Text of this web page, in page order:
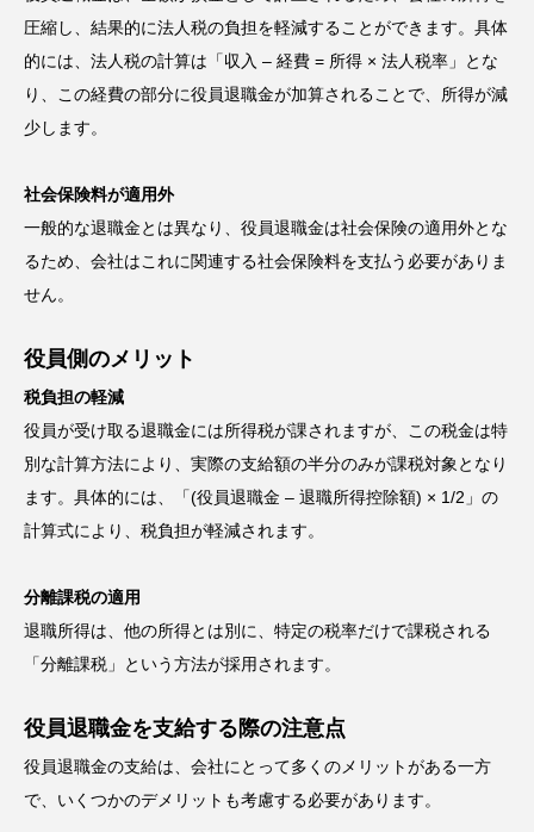
圧縮し、結果的に法人税の負担を軽減することができます。具体
的には、法人税の計算は「収入 – 経費 = 所得 × 法人税率」とな
り、この経費の部分に役員退職金が加算されることで、所得が減
少します。
社会保険料が適用外
一般的な退職金とは異なり、役員退職金は社会保険の適用外とな
るため、会社はこれに関連する社会保険料を支払う必要がありま
せん。
役員側のメリット
税負担の軽減
役員が受け取る退職金には所得税が課されますが、この税金は特
別な計算方法により、実際の支給額の半分のみが課税対象となり
ます。具体的には、「(役員退職金 – 退職所得控除額) × 1/2」の
計算式により、税負担が軽減されます。
分離課税の適用
退職所得は、他の所得とは別に、特定の税率だけで課税される
「分離課税」という方法が採用されます。
役員退職金を支給する際の注意点
役員退職金の支給は、会社にとって多くのメリットがある一方
で、いくつかのデメリットも考慮する必要があります。